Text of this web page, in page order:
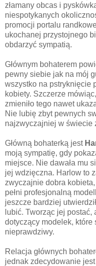
złamany obcas i
niespotykanych
promocji portalu
ukochanej przystojnego
obdarzyć sympatią.
Głównym bohaterem
pewny siebie jak na mój
wszystko na pstryknięcie
kobiety. Szczerze
zmieniło tego nawet
Nie lubię zbyt pewnych
najzwyczajniej w świecie
Główną bohaterką jest
moją sympatię, gdy
miejsce. Nie dawała mu
jej wdzięczna. Harlow to
zwyczajnie dobra
pełni profesjonalną
jeszcze bardziej
lubić. Tworząc jej postać,
dotyczący modelek,
nieprawdziwy.
Relacja głównych
jednak zdecydowanie